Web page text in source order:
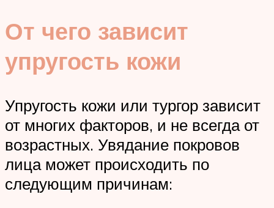
От чего зависит
упругость кожи
Упругость кожи или тургор зависит
от многих факторов, и не всегда от
возрастных. Увядание покровов
лица может происходить по
следующим причинам: